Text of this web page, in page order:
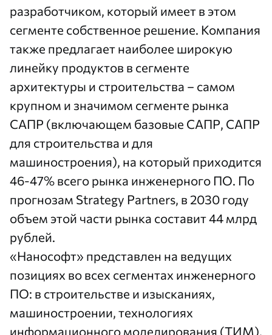
разработчиком, который имеет в этом
сегменте собственное решение. Компания
также предлагает наиболее широкую
линейку продуктов в сегменте
архитектуры и строительства – самом
крупном и значимом сегменте рынка
САПР (включающем базовые САПР, САПР
для строительства и для
машиностроения), на который приходится
46-47% всего рынка инженерного ПО. По
прогнозам Strategy Partners, в 2030 году
объем этой части рынка составит 44 млрд
рублей.
«Нанософт» представлен на ведущих
позициях во всех сегментах инженерного
ПО: в строительстве и изысканиях,
машиностроении, технологиях
информационного моделирования (ТИМ),